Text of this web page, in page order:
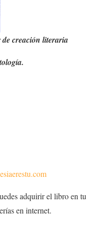
creación literaria
adquirir el libro en tu
en internet.